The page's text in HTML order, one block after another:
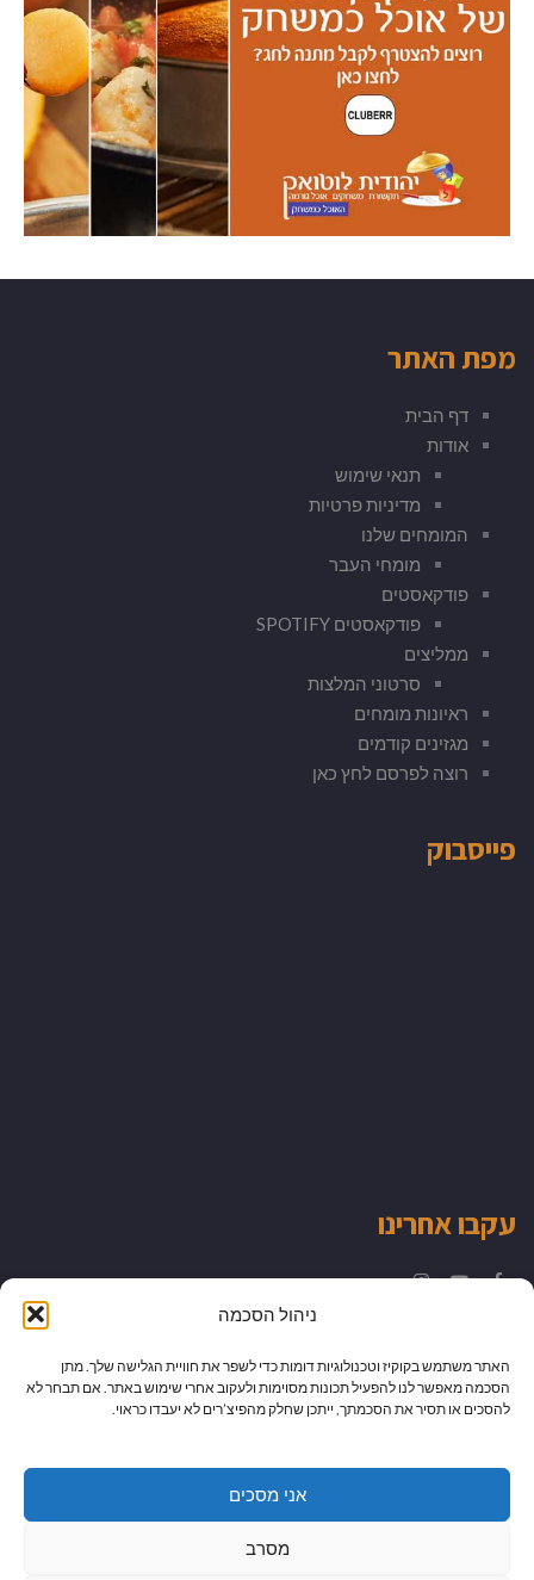
ניהול הסכמה
האתר משתמש בקוקיז וטכנולוגיות דומות כדי לשפר את חוויית הגלישה שלך. מתן
הסכמה מאפשר לנו להפעיל תכונות מסוימות ולעקוב אחרי שימוש באתר. אם תבחר לא
להסכים או תסיר את הסכמתך, ייתכן שחלק מהפיצ’רים לא יעבדו כראוי.
אני מסכים
מסרב
מפת האתר
דף הבית
אודות
תנאי שימוש
מדיניות פרטיות
המומחים שלנו
מומחי העבר
פודקאסטים
פודקאסטים SPOTIFY
ממליצים
סרטוני המלצות
ראיונות מומחים
מגזינים קודמים
רוצה לפרסם לחץ כאן
פייסבוק
עקבו אחרינו